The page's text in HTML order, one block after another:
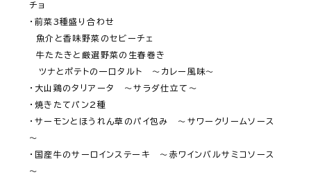
チョ
・前菜3種盛り合わせ
魚介と香味野菜のセビーチェ
牛たたきと厳選野菜の生春巻き
ツナとポテトの一口タルト　～カレー風味～
・大山鶏のタリアータ　～サラダ仕立て～
・焼きたてパン2種
・サーモンとほうれん草のパイ包み　～サワークリームソース
～
・国産牛のサーロインステーキ　～赤ワインバルサミコソース
～